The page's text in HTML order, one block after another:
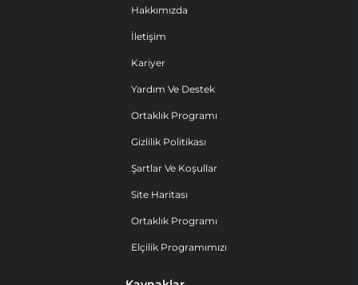
Hakkımızda
İletişim
Kariyer
Yardım Ve Destek
Ortaklık Programı
Gizlilik Politikası
Şartlar Ve Koşullar
Site Haritası
Ortaklık Programı
Elçilik Programımızı